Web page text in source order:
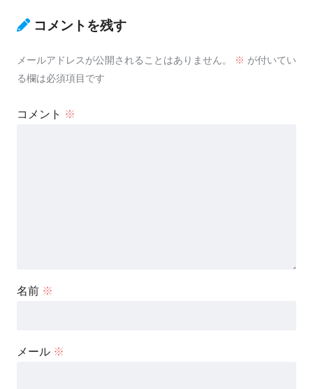
コメントを残す
メールアドレスが公開されることはありません。 ※ が付いてい
る欄は必須項目です
コメント ※
名前 ※
メール ※